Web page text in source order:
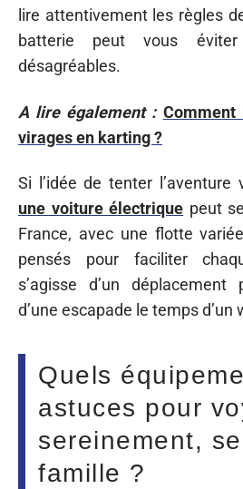
lire attentivement les règles
batterie peut vous
désagréables.
A lire également : Comment
virages en karting ?
Si l’idée de tenter l’aventure
une voiture électrique peut
France, avec une flotte
pensés pour faciliter
s’agisse d’un déplacement
d’une escapade le temps d’un
Quels
astuces pour
sereinement,
famille ?